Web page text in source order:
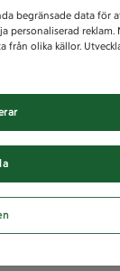
begränsade data för
reklam.
olika källor.